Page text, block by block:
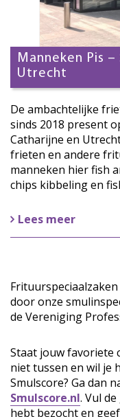
Manneken Pis
Utrecht
De ambachtelijke
sinds 2018 present
Catharijne en
frieten en andere
manneken hier fish
chips kibbeling en
Lees meer
door onze
de Vereniging
Staat jouw favoriete
niet tussen en wil je
Smulscore? Ga dan
Smulscore.nl. Vul
hebt bezocht en